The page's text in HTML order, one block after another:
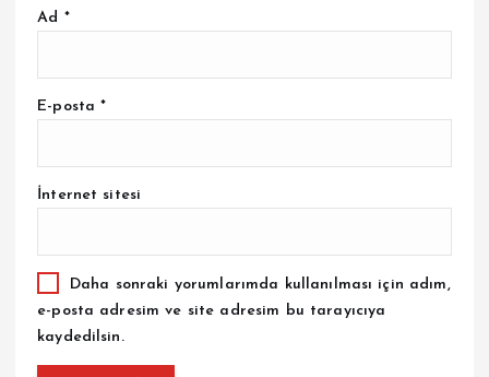
Ad *
E-posta*
İnternet sitesi
Daha sonraki yorumlarımda kullanılması için adım,
e-posta adresim ve site adresim bu tarayıcıya
kaydedilsin.